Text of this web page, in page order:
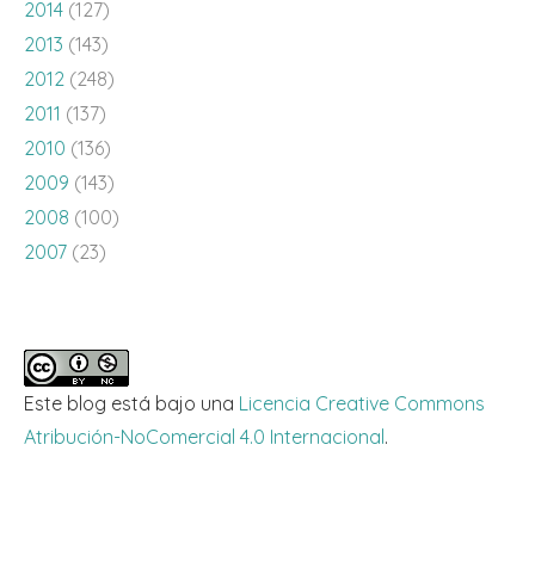
2014 (127)
2013 (143)
2012 (248)
2011 (137)
2010 (136)
2009 (143)
2008 (100)
2007 (23)
Este blog está bajo una Licencia Creative Commons
Atribución-NoComercial 4.0 Internacional.